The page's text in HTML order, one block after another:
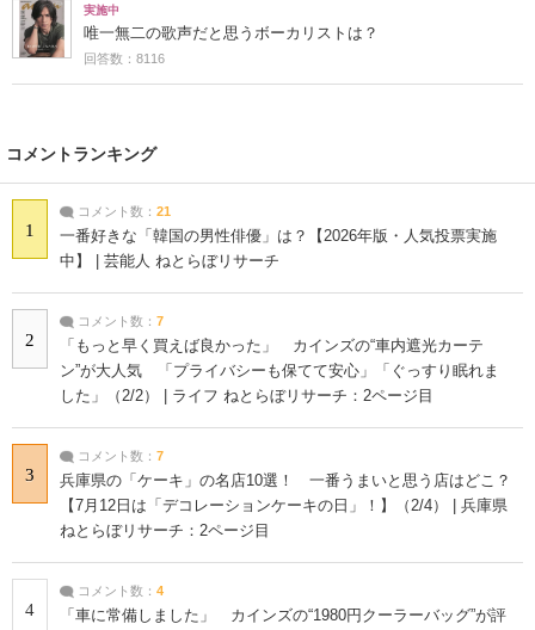
実施中
唯一無二の歌声だと思うボーカリストは？
回答数：8116
コメントランキング
1
コメント数： 21
一番好きな「韓国の男性俳優」は？【2026年版・人気投票実施
中】 | 芸能人 ねとらぼリサーチ
2
コメント数： 7
「もっと早く買えば良かった」 カインズの“車内遮光カーテ
ン”が大人気 「プライバシーも保てて安心」「ぐっすり眠れま
した」（2/2） | ライフ ねとらぼリサーチ：2ページ目
3
コメント数： 7
兵庫県の「ケーキ」の名店10選！ 一番うまいと思う店はどこ？
【7月12日は「デコレーションケーキの日」！】（2/4） | 兵庫県
ねとらぼリサーチ：2ページ目
4
コメント数： 4
「車に常備しました」 カインズの“1980円クーラーバッグ”が評